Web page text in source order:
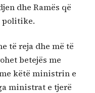
dhe Ramës që
politike.
të reja dhe më të
betejës me
këtë ministrin e
ministrat e tjerë